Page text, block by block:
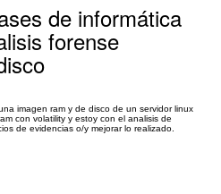
de informática
forense
imagen ram y de disco de un servidor linux
con volatility y estoy con el analisis de
de evidencias o/y mejorar lo realizado.